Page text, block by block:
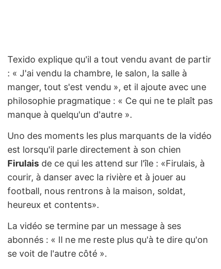
Texido explique qu'il a tout vendu avant de partir
: « J'ai vendu la chambre, le salon, la salle à
manger, tout s'est vendu », et il ajoute avec une
philosophie pragmatique : « Ce qui ne te plaît pas
manque à quelqu'un d'autre ».
Uno des moments les plus marquants de la vidéo
est lorsqu'il parle directement à son chien
Firulais de ce qui les attend sur l'île : «Firulais, à
courir, à danser avec la rivière et à jouer au
football, nous rentrons à la maison, soldat,
heureux et contents».
La vidéo se termine par un message à ses
abonnés : « Il ne me reste plus qu'à te dire qu'on
se voit de l'autre côté ».